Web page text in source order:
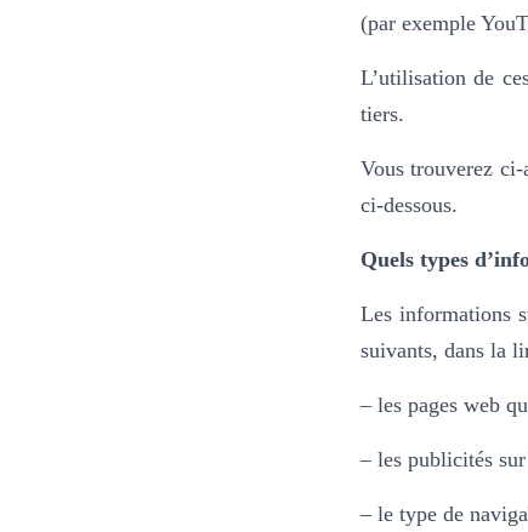
(par exemple
L’utilisation de
tiers.
Vous trouverez ci-
ci-dessous.
Quels types
Les informations
suivants, dans la
– les pages web
– les publicités
– le type de